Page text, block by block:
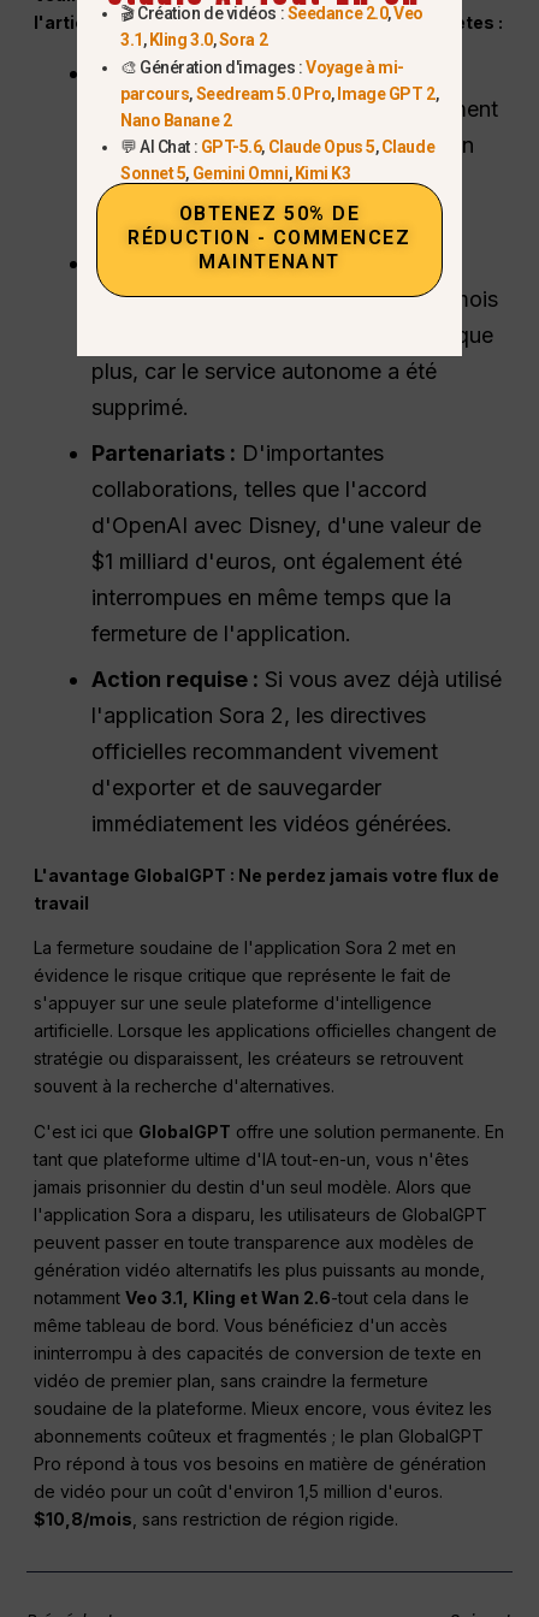
l'article original ci-dessus sont désormais obsolètes :
Disponibilité de l'application :
L'application iOS, accessible uniquement
sur invitation, a été retirée et la version
Android prévue est officiellement
annulée.
Prix et accès :La nécessité d'un
abonnement ChatGPT Pro de $200/mois
pour accéder à Sora 2 Pro ne s'applique
plus, car le service autonome a été
supprimé.
Partenariats : D'importantes
collaborations, telles que l'accord
d'OpenAI avec Disney, d'une valeur de
$1 milliard d'euros, ont également été
interrompues en même temps que la
fermeture de l'application.
Action requise : Si vous avez déjà utilisé
l'application Sora 2, les directives
officielles recommandent vivement
d'exporter et de sauvegarder
immédiatement les vidéos générées.
L'avantage GlobalGPT : Ne perdez jamais votre flux de
travail
La fermeture soudaine de l'application Sora 2 met en
évidence le risque critique que représente le fait de
s'appuyer sur une seule plateforme d'intelligence
artificielle. Lorsque les applications officielles changent de
stratégie ou disparaissent, les créateurs se retrouvent
souvent à la recherche d'alternatives.
C'est ici que GlobalGPT offre une solution permanente. En
tant que plateforme ultime d'IA tout-en-un, vous n'êtes
jamais prisonnier du destin d'un seul modèle. Alors que
l'application Sora a disparu, les utilisateurs de GlobalGPT
peuvent passer en toute transparence aux modèles de
génération vidéo alternatifs les plus puissants au monde,
notammentVeo 3.1, Kling et Wan 2.6-tout cela dans le
même tableau de bord. Vous bénéficiez d'un accès
ininterrompu à des capacités de conversion de texte en
vidéo de premier plan, sans craindre la fermeture
soudaine de la plateforme. Mieux encore, vous évitez les
abonnements coûteux et fragmentés ; le plan GlobalGPT
Pro répond à tous vos besoins en matière de génération
de vidéo pour un coût d'environ 1,5 million d'euros.
$10,8/mois , sans restriction de région rigide.
🎬 Création de vidéos :Seedance 2.0,Veo
3.1, Kling 3.0,Sora 2
🎨 Génération d'images :Voyage à mi-
parcours,Seedream 5.0 Pro, Image GPT 2,
Nano Banane 2
💬 AI Chat : GPT-5.6, Claude Opus 5,Claude
Sonnet 5, Gemini Omni, Kimi K3
OBTENEZ 50% DE
RÉDUCTION - COMMENCEZ
MAINTENANT